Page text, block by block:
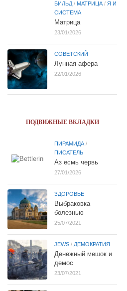
БИЛЬД / МАТРИЦА / Я И
СИСТЕМА
Матрица
23/01/2026
СОВЕТСКИЙ
Лунная афера
22/01/2026
ПОДВИЖНЫЕ ВКЛАДКИ
ПИРАМИДА /
ПИСАТЕЛЬ
Аз есмь червь
27/01/2026
ЗДОРОВЬЕ
Выбраковка
болезнью
25/07/2021
JEWS / ДЕМОКРАТИЯ
Денежный мешок и
демос
23/07/2021